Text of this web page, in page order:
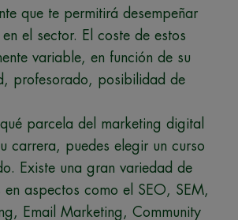
que te permitirá desempeñar
el sector. El coste de estos
variable, en función de su
profesorado, posibilidad de
parcela del marketing digital
carrera, puedes elegir un curso
Existe una gran variedad de
en aspectos como el SEO, SEM,
Email Marketing, Community